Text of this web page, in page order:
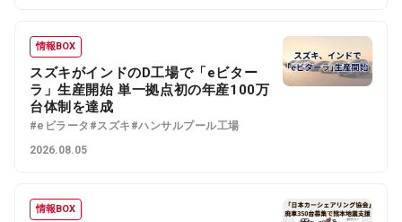
情報BOX
スズキがインドのD工場で「eビター
ラ」生産開始 単一拠点初の年産100万
台体制を達成
#eビラータ #スズキ #ハンサルプール工場
2026.08.05
情報BOX